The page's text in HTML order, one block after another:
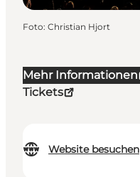
Mehr Informationen
Tickets
Website besuchen
Foto: Christian Hjort